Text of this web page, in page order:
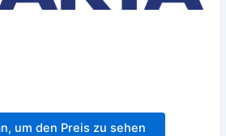
um den Preis zu sehen